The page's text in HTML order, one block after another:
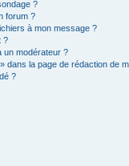
?
forum ?
à mon message ?
?
un modérateur ?
dans la page de rédaction de
?